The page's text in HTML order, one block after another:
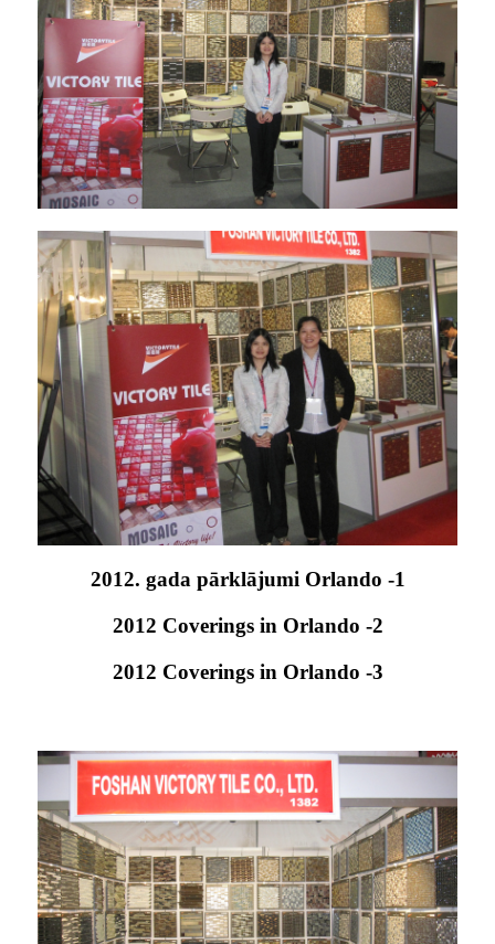
2012. gada pārklājumi Orlando -1
2012 Coverings in Orlando -2
2012 Coverings in Orlando -3